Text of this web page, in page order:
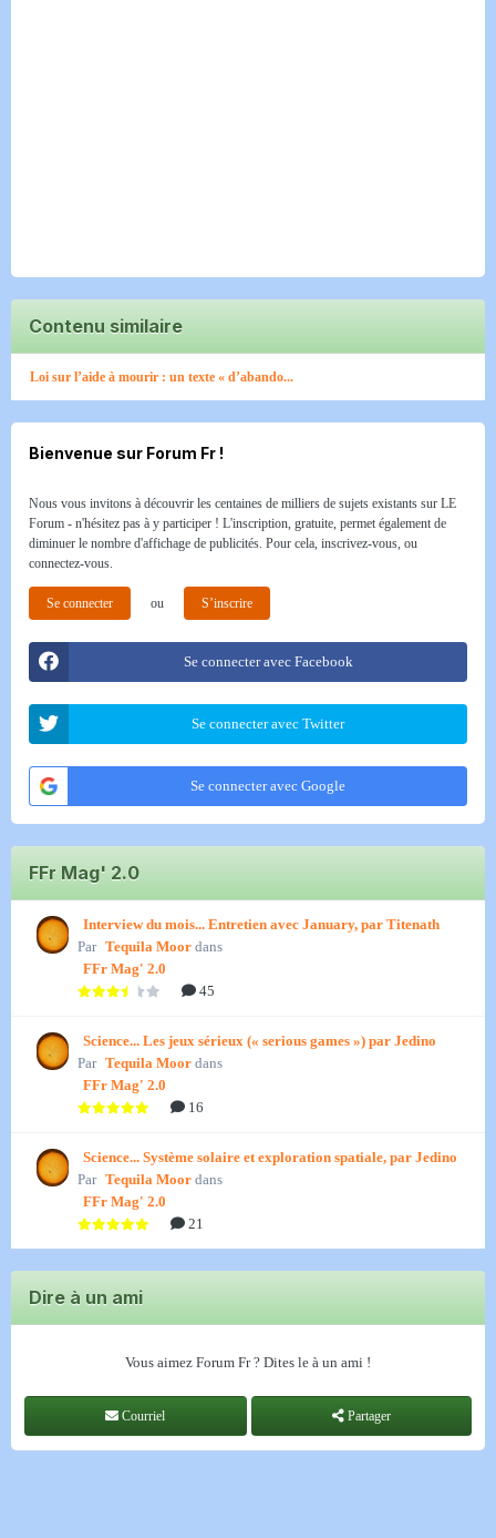
Contenu similaire
Loi sur l’aide à mourir : un texte « d’abando...
Bienvenue sur Forum Fr !
Nous vous invitons à découvrir les centaines de milliers de sujets existants sur LE
Forum - n'hésitez pas à y participer ! L'inscription, gratuite, permet également de
diminuer le nombre d'affichage de publicités. Pour cela, inscrivez-vous, ou
connectez-vous.
Se connecter ou S’inscrire
Se connecter avec Facebook
Se connecter avec Twitter
Se connecter avec Google
FFr Mag' 2.0
Interview du mois... Entretien avec January, par Titenath
Par Tequila Moor dans
FFr Mag' 2.0
45
Science... Les jeux sérieux (« serious games ») par Jedino
Par Tequila Moor dans
FFr Mag' 2.0
16
Science... Système solaire et exploration spatiale, par Jedino
Par Tequila Moor dans
FFr Mag' 2.0
21
Dire à un ami
Vous aimez Forum Fr ? Dites le à un ami !
Courriel Partager